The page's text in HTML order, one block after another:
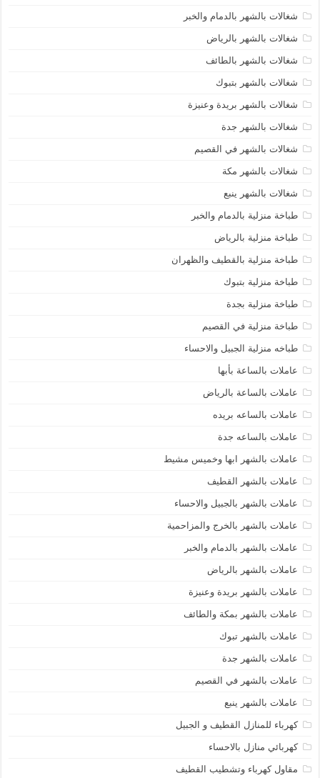
شغالات بالشهر بالدمام والخبر
شغالات بالشهر بالرياض
شغالات بالشهر بالطائف
شغالات بالشهر بتبوك
شغالات بالشهر بريدة وعنيزة
شغالات بالشهر جدة
شغالات بالشهر في القصيم
شغالات بالشهر مكة
شغالات بالشهر ينبع
طباخة منزلية بالدمام والخبر
طباخة منزلية بالرياض
طباخة منزلية بالقطيف والظهران
طباخة منزلية بتبوك
طباخة منزلية بجدة
طباخة منزلية في القصيم
طباخه منزلية الجبيل والاحساء
عاملات بالساعة بأبها
عاملات بالساعة بالرياض
عاملات بالساعه بريده
عاملات بالساعه جدة
عاملات بالشهر ابها وخميس مشيط
عاملات بالشهر القطيف
عاملات بالشهر بالجبيل والاحساء
عاملات بالشهر بالخرج والمزاحمية
عاملات بالشهر بالدمام والخبر
عاملات بالشهر بالرياض
عاملات بالشهر بريدة وعنيزة
عاملات بالشهر بمكة والطائف
عاملات بالشهر تبوك
عاملات بالشهر جدة
عاملات بالشهر في القصيم
عاملات بالشهر ينبع
كهرباء للمنازل القطيف و الجبيل
كهربائي منازل بالاحساء
مقاول كهرباء وتشطيب القطيف